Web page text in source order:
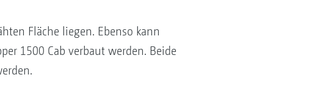
Fläche liegen. Ebenso kann
1500 Cab verbaut werden. Beide